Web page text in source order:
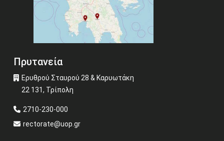
Πρυτανεία
Ερυθρού Σταυρού 28 & Καρυωτάκη
22 131, Τρίπολη
2710-230-000
rectorate@uop.gr